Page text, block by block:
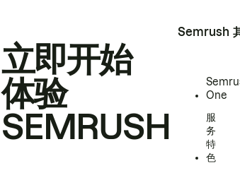
立即开始
体验
SEMRUSH
Semrush
One
服
务
特
色